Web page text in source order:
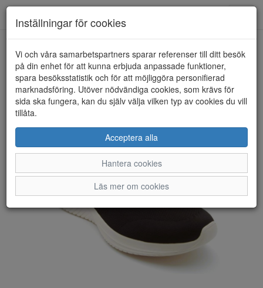
HEM SKECHERS
Inställningar för cookies
Vi och våra samarbetspartners sparar referenser till ditt besök
på din enhet för att kunna erbjuda anpassade funktioner,
spara besöksstatistik och för att möjliggöra personifierad
marknadsföring. Utöver nödvändiga cookies, som krävs för
sida ska fungera, kan du själv välja vilken typ av cookies du vill
tillåta.
Acceptera alla
Hantera cookies
Läs mer om cookies